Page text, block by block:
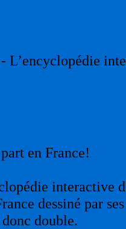
L’encyclopédie
en France!
interactive
dessiné par
double.